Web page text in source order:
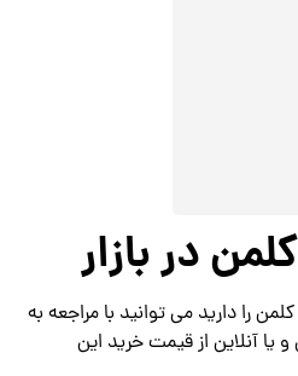
در بازار
را دارید می توانید با مراجعه به
آنلاین از قیمت خرید این